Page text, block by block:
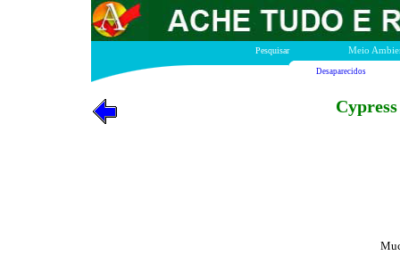
Pesquisar Meio
Desaparecidos
Cypress